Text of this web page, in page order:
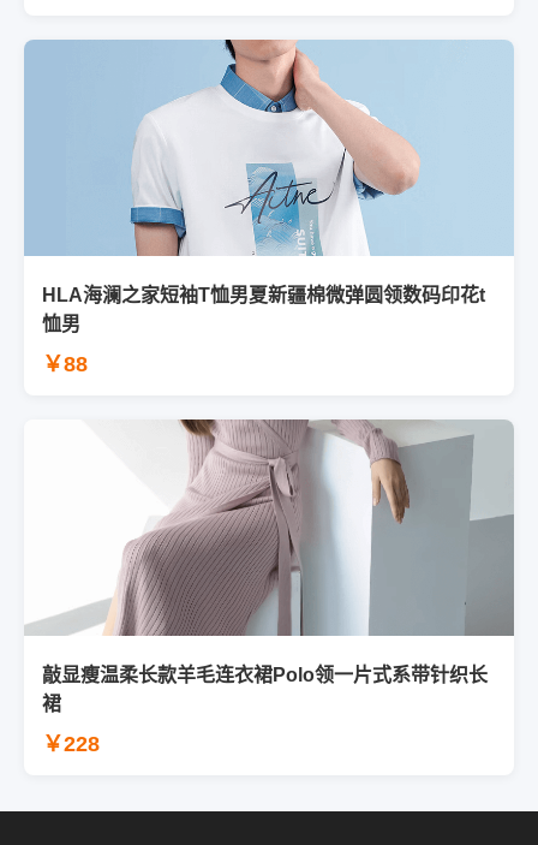
HLA海澜之家短袖T恤男夏新疆棉微弹圆领数码印花t
恤男
￥88
敲显瘦温柔长款羊毛连衣裙Polo领一片式系带针织长
裙
￥228